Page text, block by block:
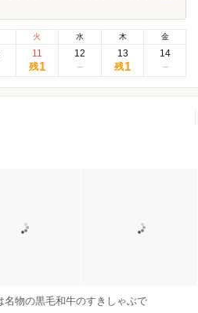
火
11
残1
水
12
木
13
残1
金
14
物の黒毛和牛のすきしゃぶで